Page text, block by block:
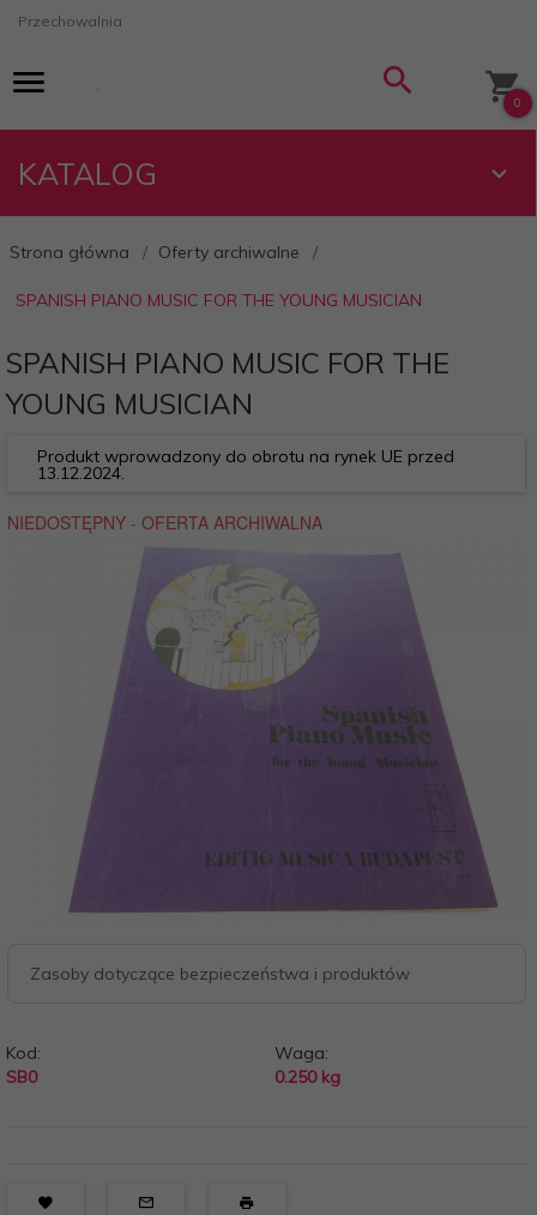
Przechowalnia
0
KATALOG
Strona główna Oferty archiwalne
SPANISH PIANO MUSIC FOR THE YOUNG MUSICIAN
SPANISH PIANO MUSIC FOR THE
YOUNG MUSICIAN
Produkt wprowadzony do obrotu na rynek UE przed
13.12.2024.
Zasoby dotyczące bezpieczeństwa i produktów
Kod:
SB0
Waga:
0.250 kg